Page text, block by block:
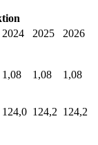
2024 2025
2026
1,08 1,08 1,08
124,0 124,2 124,2